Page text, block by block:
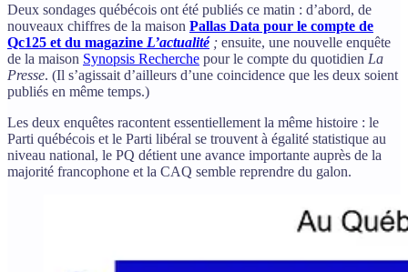
Deux sondages québécois ont été publiés ce matin : d’abord, de
nouveaux chiffres de la maison Pallas Data pour le compte de
Qc125 et du magazine L’actualité; ensuite, une nouvelle enquête
de la maison Synopsis Recherche pour le compte du quotidien La
Presse. (Il s’agissait d’ailleurs d’une coincidence que les deux soient
publiés en même temps.)
Les deux enquêtes racontent essentiellement la même histoire : le
Parti québécois et le Parti libéral se trouvent à égalité statistique au
niveau national, le PQ détient une avance importante auprès de la
majorité francophone et la CAQ semble reprendre du galon.